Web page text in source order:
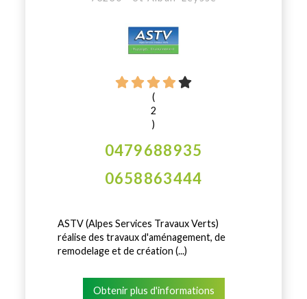
(
2
)
0479688935
0658863444
ASTV (Alpes Services Travaux Verts)
réalise des travaux d'aménagement, de
remodelage et de création (...)
Obtenir plus d'informations